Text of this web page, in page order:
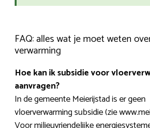
FAQ: alles wat je moet weten
verwarming
Hoe kan ik subsidie voor
aanvragen?
In de gemeente Meierijstad is er geen
vloerverwarming subsidie (zie